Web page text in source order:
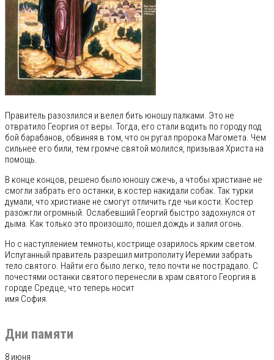
Правитель разозлился и велел бить юношу палками. Это не
отвратило Георгия от веры. Тогда, его стали водить по городу под
бой барабанов, обвиняя в том, что он ругал пророка Магомета. Чем
сильнее его били, тем громче святой молился, призывая Христа на
помощь.
В конце концов, решено было юношу сжечь, а чтобы христиане не
смогли забрать его останки, в костер накидали собак. Так турки
думали, что христиане не смогут отличить где чьи кости. Костер
разожгли огромный. Ослабевший Георгий быстро задохнулся от
дыма. Как только это произошло, пошел дождь и залил огонь.
Но с наступлением темноты, кострище озарилось ярким светом.
Испуганный правитель разрешил митрополиту Иеремии забрать
тело святого. Найти его было легко, тело почти не пострадало. С
почестями останки святого перенесли в храм святого Георгия в
городе Средце, что теперь носит
имя София.
Дни памяти
8 июня